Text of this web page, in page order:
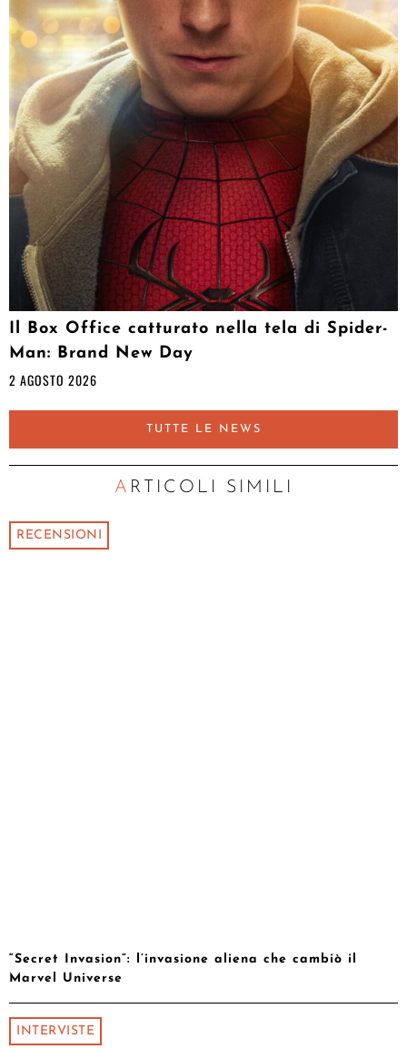
Il Box Office catturato nella tela di Spider-
Man: Brand New Day
2 AGOSTO 2026
TUTTE LE NEWS
ARTICOLI SIMILI
RECENSIONI
“Secret Invasion”: l’invasione aliena che cambiò il
Marvel Universe
INTERVISTE